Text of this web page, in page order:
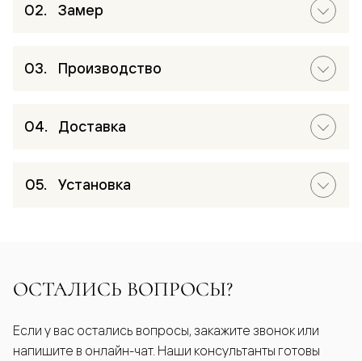
Замер
Производство
Доставка
Установка
ОСТАЛИСЬ ВОПРОСЫ?
Если у вас остались вопросы, закажите звонок или
напишите в онлайн-чат. Наши консультанты готовы